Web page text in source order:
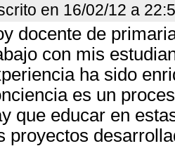
en 16/02/12 a
docente de
con mis
ha sido
es un
que educar en
proyectos